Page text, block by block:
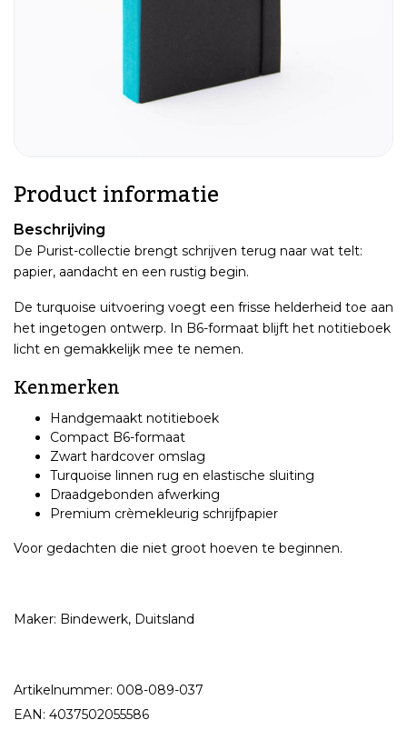
Product informatie
Beschrijving
De Purist-collectie brengt schrijven terug naar wat telt:
papier, aandacht en een rustig begin.
De turquoise uitvoering voegt een frisse helderheid toe aan
het ingetogen ontwerp. In B6-formaat blijft het notitieboek
licht en gemakkelijk mee te nemen.
Kenmerken
Handgemaakt notitieboek
Compact B6-formaat
Zwart hardcover omslag
Turquoise linnen rug en elastische sluiting
Draadgebonden afwerking
Premium crèmekleurig schrijfpapier
Voor gedachten die niet groot hoeven te beginnen.
Maker: Bindewerk, Duitsland
Artikelnummer: 008-089-037
EAN: 4037502055586